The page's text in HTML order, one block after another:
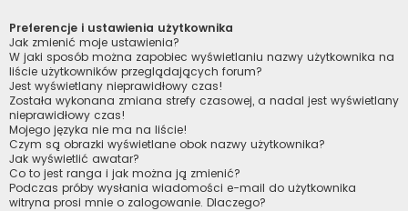
Preferencje i ustawienia użytkownika
Jak zmienić moje ustawienia?
W jaki sposób można zapobiec wyświetlaniu nazwy użytkownika na
liście użytkowników przeglądających forum?
Jest wyświetlany nieprawidłowy czas!
Została wykonana zmiana strefy czasowej, a nadal jest wyświetlany
nieprawidłowy czas!
Mojego języka nie ma na liście!
Czym są obrazki wyświetlane obok nazwy użytkownika?
Jak wyświetlić awatar?
Co to jest ranga i jak można ją zmienić?
Podczas próby wysłania wiadomości e-mail do użytkownika
witryna prosi mnie o zalogowanie. Dlaczego?